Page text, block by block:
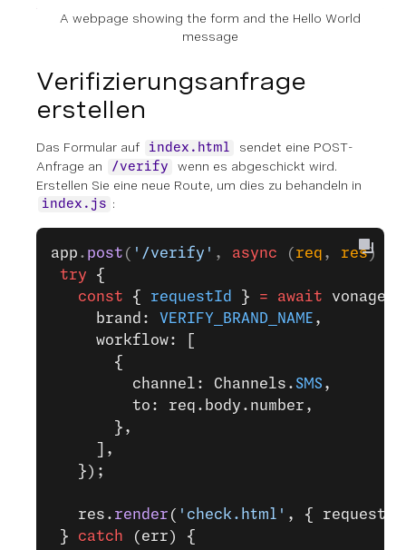
A webpage showing the form and the Hello World
message
Verifizierungsanfrage
erstellen
Das Formular auf index.html
sendet eine POST-
Anfrage an
/verify
wenn es abgeschickt wird.
Erstellen Sie eine neue Route, um dies zu behandeln in
index.js :
app . post ( '/verify' , async ( req , res)
try {
   const
{ requestId } = await
     brand:
VERIFY_BRAND_NAME ,
     workflow: [
       {
         channel: Channels.
SMS ,
         to: req.body.number,
       },
     ],
   });
   res.
render ( 'check.html' , {
} catch (err) {